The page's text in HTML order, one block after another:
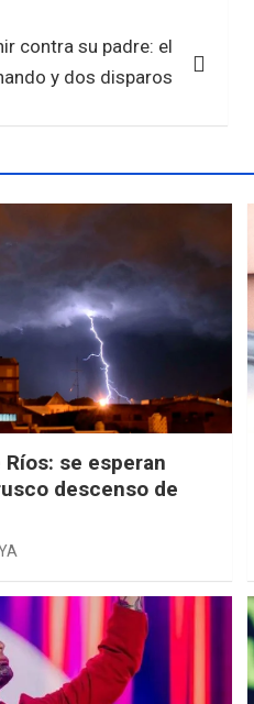
contra su padre: el
y dos disparos
se esperan
descenso de